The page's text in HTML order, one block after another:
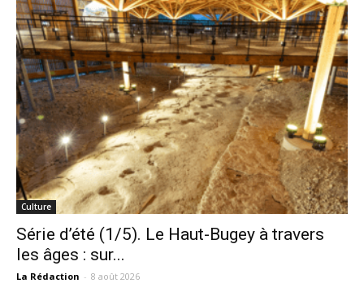
Culture
Série d’été (1/5). Le Haut-Bugey à travers
les âges : sur...
La Rédaction - 8 août 2026